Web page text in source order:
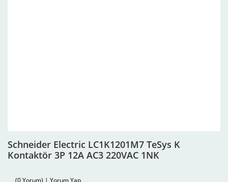
Schneider Electric LC1K1201M7 TeSys K
Kontaktör 3P 12A AC3 220VAC 1NK
(0 Yorum) | Yorum Yap